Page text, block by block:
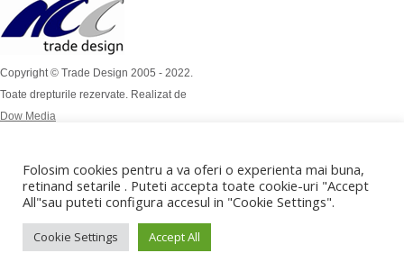
Copyright © Trade Design 2005 - 2022.
Toate drepturile rezervate. Realizat de
Dow Media
Mob: 0732 / 970 192
office@tradedesign.ro ,
vanzari@tradedesign.ro
Folosim cookies pentru a va oferi o experienta mai buna,
retinand setarile . Puteti accepta toate cookie-uri "Accept
All"sau puteti configura accesul in "Cookie Settings".
Cookie Settings Accept All